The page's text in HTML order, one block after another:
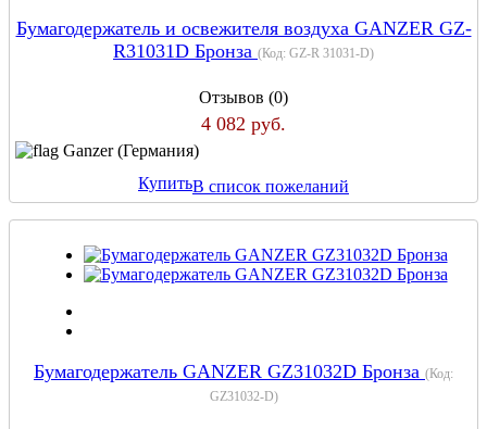
Бумагодержатель и освежителя воздуха GANZER GZ-
R31031D Бронза (Код: GZ-R 31031-D)
Отзывов (0)
4 082 руб.
Ganzer (Германия)
КупитьВ список пожеланий
Бумагодержатель GANZER GZ31032D Бронза (Код:
GZ31032-D)